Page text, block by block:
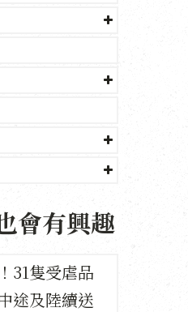
會有興趣
31隻受虐品
途及陸續送